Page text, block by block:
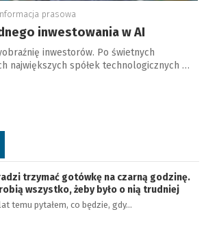
prasowa
inwestowania w AI
inwestorów. Po świetnych
największych spółek technologicznych …
trzymać gotówkę na czarną godzinę.
wszystko, żeby było o nią trudniej
temu pytałem, co będzie, gdy…